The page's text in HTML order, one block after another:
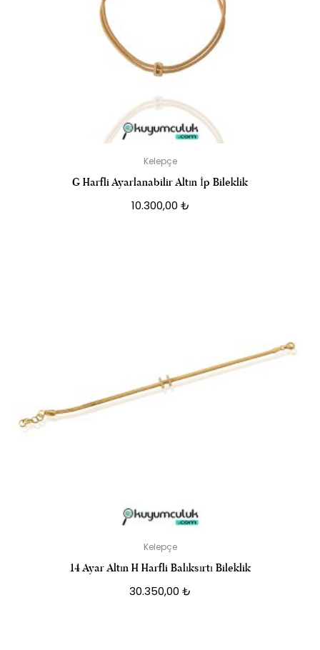
Kelepçe
G Harfli Ayarlanabilir Altın İp Bileklik
10.300,00 ₺
Kelepçe
14 Ayar Altın H Harfli Balıksırtı Bileklik
30.350,00 ₺